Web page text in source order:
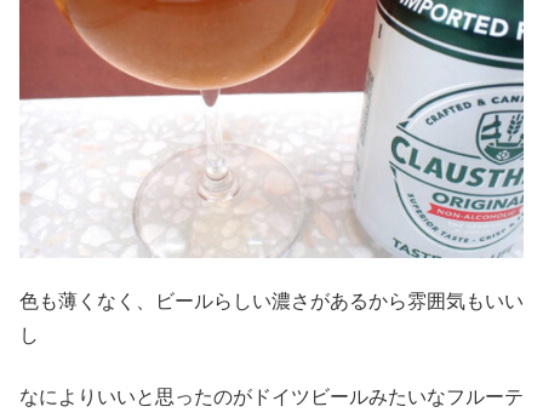
色も薄くなく、ビールらしい濃さがあるから雰囲気もいい
し
なによりいいと思ったのがドイツビールみたいなフルーテ